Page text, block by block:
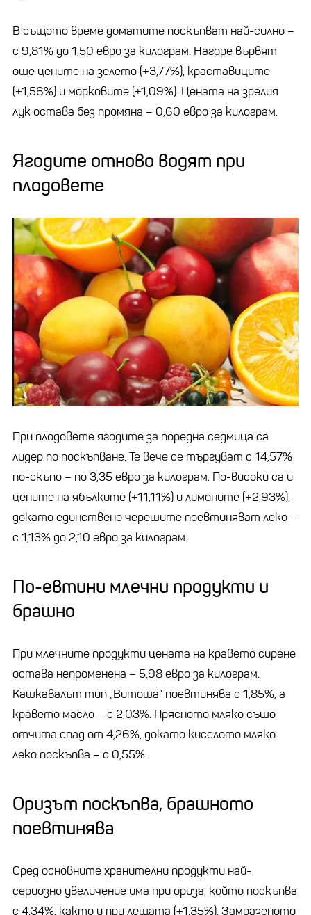
В същото време доматите поскъпват най-силно –
с 9,81% до 1,50 евро за килограм. Нагоре вървят
още цените на зелето (+3,77%), краставиците
(+1,56%) и морковите (+1,09%). Цената на зрелия
лук остава без промяна – 0,60 евро за килограм.
Ягодите отново водят при
плодовете
При плодовете ягодите за поредна седмица са
лидер по поскъпване. Те вече се търгуват с 14,57%
по-скъпо – по 3,35 евро за килограм. По-високи са и
цените на ябълките (+11,11%) и лимоните (+2,93%),
докато единствено черешите поевтиняват леко –
с 1,13% до 2,10 евро за килограм.
По-евтини млечни продукти и
брашно
При млечните продукти цената на кравето сирене
остава непроменена – 5,98 евро за килограм.
Кашкавалът тип „Витоша“ поевтинява с 1,85%, а
кравето масло – с 2,03%. Прясното мляко също
отчита спад от 4,26%, докато киселото мляко
леко поскъпва – с 0,55%.
Оризът поскъпва, брашното
поевтинява
Сред основните хранителни продукти най-
сериозно увеличение има при ориза, който поскъпва
с 4,34%, както и при лещата (+1,35%). Замразеното